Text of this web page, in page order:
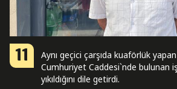
11
Aynı geçici çarşıda kuaförlük
Cumhuriyet Caddesi`nde bulunan
yıkıldığını dile getirdi.